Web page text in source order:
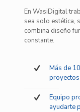
En WasiDigital
sea solo estética,
combina diseño
constante.
Más de
Equipo
ayudarte